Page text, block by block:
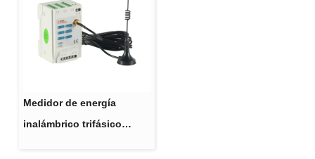
Medidor de energía
inalámbrico trifásico